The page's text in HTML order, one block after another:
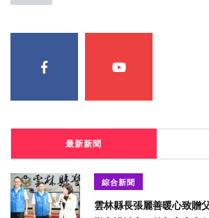
最新新聞
綜合新聞
雲林縣長張麗善暖心致贈